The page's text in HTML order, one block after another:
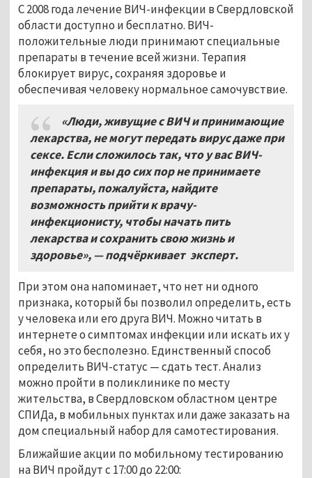
С 2008 года лечение ВИЧ-инфекции в Свердловской
области доступно и бесплатно. ВИЧ-
положительные люди принимают специальные
препараты в течение всей жизни. Терапия
блокирует вирус, сохраняя здоровье и
обеспечивая человеку нормальное самочувствие.
«Люди, живущие с ВИЧ и принимающие
лекарства, не могут передать вирус даже при
сексе. Если сложилось так, что у вас ВИЧ-
инфекция и вы до сих пор не принимаете
препараты, пожалуйста, найдите
возможность прийти к врачу-
инфекционисту, чтобы начать пить
лекарства и сохранить свою жизнь и
здоровье», — подчёркивает эксперт.
При этом она напоминает, что нет ни одного
признака, который бы позволил определить, есть
у человека или его друга ВИЧ. Можно читать в
интернете о симптомах инфекции или искать их у
себя, но это бесполезно. Единственный способ
определить ВИЧ-статус — сдать тест. Анализ
можно пройти в поликлинике по месту
жительства, в Свердловском областном центре
СПИДа, в мобильных пунктах или даже заказать на
дом специальный набор для самотестирования.
Ближайшие акции по мобильному тестированию
на ВИЧ пройдут с 17:00 до 22:00: